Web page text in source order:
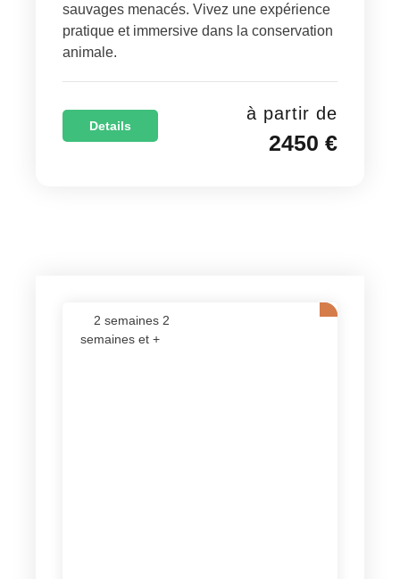
sauvages menacés. Vivez une expérience
pratique et immersive dans la conservation
animale.
Details
à partir de
2450 €
2 semaines 2
semaines et +